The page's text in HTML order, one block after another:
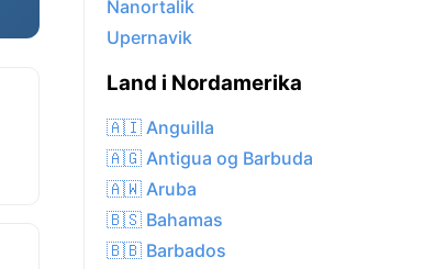
Nanortalik
Upernavik
Land i Nordamerika
🇦🇮 Anguilla
🇦🇬 Antigua og Barbuda
🇦🇼 Aruba
🇧🇸 Bahamas
🇧🇧 Barbados